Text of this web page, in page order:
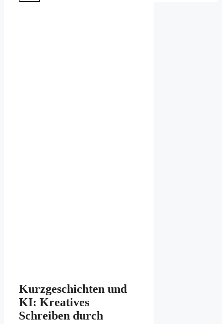
Kurzgeschichten und
KI: Kreatives
Schreiben durch